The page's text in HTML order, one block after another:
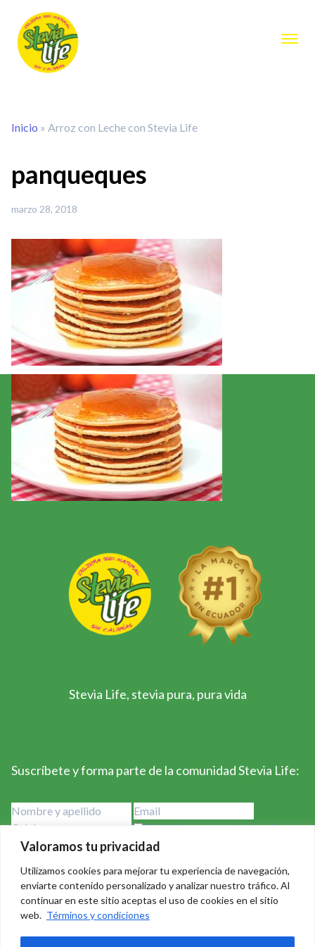
Valoramos tu privacidad
Utilizamos cookies para mejorar tu experiencia de navegación,
enviarte contenido personalizado y analizar nuestro tráfico. Al
continuar en este sitio aceptas el uso de cookies en el sitio
web. Términos y condiciones
Inicio » Arroz con Leche con Stevia Life
panqueques
marzo 28, 2018
Stevia Life, stevia pura, pura vida
Suscríbete y forma parte de la comunidad Stevia Life:
He leído y acepto los términos y
condiciones
Stevia Life 2023-2024 - Derechos Reservados Creado por